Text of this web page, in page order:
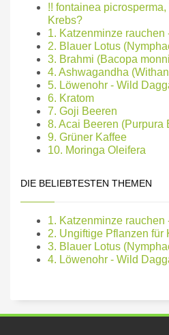
!! fontainea
Krebs?
1. Katzenminze rauchen
2. Blauer Lotus
3. Brahmi (Bacopa
4. Ashwagandha
5. Löwenohr - Wild
6. Kratom
7. Goji Beeren
8. Acai Beeren (Purpura
9. Grüner Kaffee
10. Moringa Oleifera
DIE BELIEBTESTEN THEMEN
1. Katzenminze rauchen
2. Ungiftige Pflanzen für
3. Blauer Lotus
4. Löwenohr - Wild